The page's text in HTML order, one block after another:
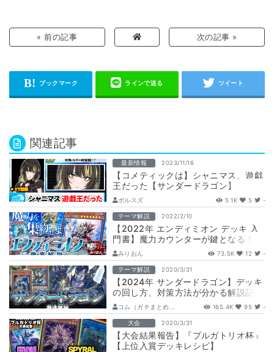
« 前の記事 次の記事 »
関連記事
最新情報 2023/11/16
【コメティックは】シャニマス、遊戯
王だった【サンダードラゴン】
ボルスズ 5.1K 5 -
テーマ解説 2022/2/10
【2022年 エンディミオン デッキ 入
門書】魔力カウンターが鍵となる！
【マスターデュエル/遊戯王OCG】
みりおん 73.5K 12 -
テーマ解説 2020/3/31
【2024年 サンダードラゴン】デッキ
の回し方、対策方法が分かる解説記事
コム（ガチまとめ... 165.4K 95 -
大会 2020/3/31
【大会結果報告】『プルガトリオ杯』
【上位入賞デッキレシピ】